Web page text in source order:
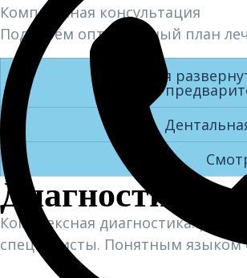
Комплексная консультация
Подберём оптимальный план
Первичная
Диагностика
Комплексная диагностика:
специалисты. Понятным языком